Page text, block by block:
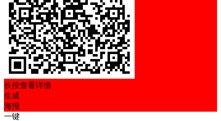
长按查看详情
生成
海报
一键